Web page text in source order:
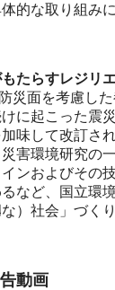
的な取り組み
たらすレジリ
災面を考慮し
に起こった震
味して改訂さ
害環境研究の
ンおよびその
など、国立環
）社会」づく
動画